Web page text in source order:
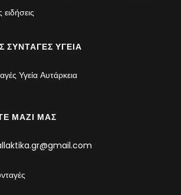
ΣΥΝΤΑΓΈΣ ΥΓΕΊΑ
Υγεία Αυτάρκεια
ΜΑΖΊ ΜΑΣ